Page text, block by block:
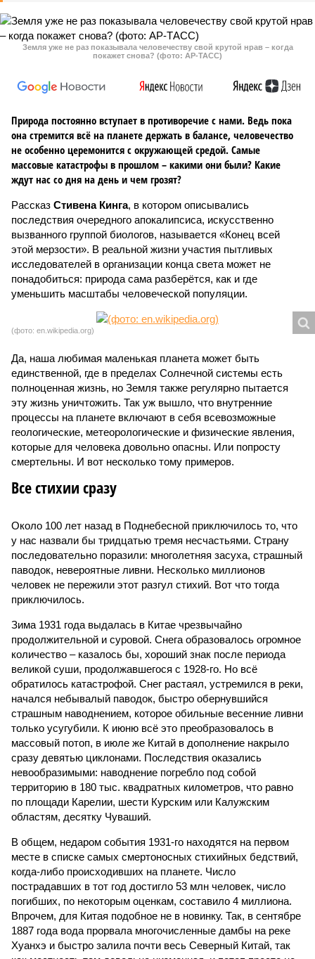
Земля уже не раз показывала человечеству свой крутой нрав – когда
покажет снова? (фото: АР-ТАСС)
Природа постоянно вступает в противоречие с нами. Ведь пока
она стремится всё на планете держать в балансе, человечество
не особенно церемонится с окружающей средой. Самые
массовые катастрофы в прошлом – какими они были? Какие
ждут нас со дня на день и чем грозят?
Рассказ Стивена Кинга, в котором описывались
последствия очередного апокалипсиса, искусственно
вызванного группой биологов, называется «Конец всей
этой мерзости». В реальной жизни участия пытливых
исследователей в организации конца света может не
понадобиться: природа сама разберётся, как и где
уменьшить масштабы человеческой популяции.
(фото: en.wikipedia.org)
Да, наша любимая маленькая планета может быть
единственной, где в пределах Солнечной системы есть
полноценная жизнь, но Земля также регулярно пытается
эту жизнь уничтожить. Так уж вышло, что внутренние
процессы на планете включают в себя всевозможные
геологические, метеорологические и физические явления,
которые для человека довольно опасны. Или попросту
смертельны. И вот несколько тому примеров.
Все стихии сразу
Около 100 лет назад в Поднебесной приключилось то, что
у нас назвали бы тридцатью тремя несчастьями. Страну
последовательно поразили: многолетняя засуха, страшный
паводок, невероятные ливни. Несколько миллионов
человек не пережили этот разгул стихий. Вот что тогда
приключилось.
Зима 1931 года выдалась в Китае чрезвычайно
продолжительной и суровой. Снега образовалось огромное
количество – казалось бы, хороший знак после периода
великой суши, продолжавшегося с 1928-го. Но всё
обратилось катастрофой. Снег растаял, устремился в реки,
начался небывалый паводок, быстро обернувшийся
страшным наводнением, которое обильные весенние ливни
только усугубили. К июню всё это преобразовалось в
массовый потоп, в июле же Китай в дополнение накрыло
сразу девятью циклонами. Последствия оказались
невообразимыми: наводнение погребло под собой
территорию в 180 тыс. квадратных километров, что равно
по площади Карелии, шести Курским или Калужским
областям, десятку Чуваший.
В общем, недаром события 1931-го находятся на первом
месте в списке самых смертоносных стихийных бедствий,
когда-либо происходивших на планете. Число
пострадавших в тот год достигло 53 млн человек, число
погибших, по некоторым оценкам, составило 4 миллиона.
Впрочем, для Китая подобное не в новинку. Так, в сентябре
1887 года вода прорвала многочисленные дамбы на реке
Хуанхэ и быстро залила почти весь Северный Китай, так